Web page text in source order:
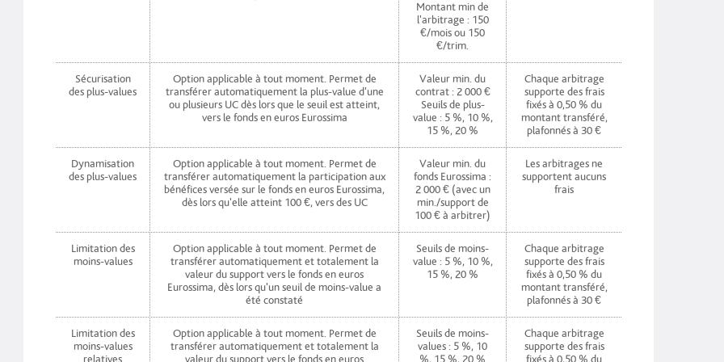
Montant min de
l'arbitrage : 150
€/mois ou 150
€/trim.
Sécurisation
des plus-values
Option applicable à tout moment. Permet de
transférer automatiquement la plus-value d'une
ou plusieurs UC dès lors que le seuil est atteint,
vers le fonds en euros Eurossima
Valeur min. du
contrat : 2 000 €
Seuils de plus-
value : 5 %, 10 %,
15 %, 20 %
Chaque arbitrage
supporte des frais
fixés à 0,50 % du
montant transféré,
plafonnés à 30 €
Dynamisation
des plus-values
Option applicable à tout moment. Permet de
transférer automatiquement la participation aux
bénéfices versée sur le fonds en euros Eurossima,
dès lors qu'elle atteint 100 €, vers des UC
Valeur min. du
fonds Eurossima :
2 000 € (avec un
min./support de
100 € à arbitrer)
Les arbitrages ne
supportent aucuns
frais
Limitation des
moins-values
Option applicable à tout moment. Permet de
transférer automatiquement et totalement la
valeur du support vers le fonds en euros
Eurossima, dès lors qu'un seuil de moins-value a
été constaté
Seuils de moins-
value : 5 %, 10 %,
15 %, 20 %
Chaque arbitrage
supporte des frais
fixés à 0,50 % du
montant transféré,
plafonnés à 30 €
Limitation des
moins-values
relatives
Option applicable à tout moment. Permet de
transférer automatiquement et totalement la
valeur du support vers le fonds en euros
Seuils de moins-
values : 5 %, 10
%, 15 %, 20 %
Chaque arbitrage
supporte des frais
fixés à 0,50 % du